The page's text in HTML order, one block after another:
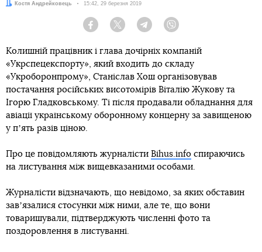
Автор:Костя Андрейковець Дата:
15:42, 29 березня 2019
Facebook Twitter Telegram
Колишній працівник і глава дочірніх компаній
«Укрспецекспорту», який входить до складу
«Укроборонпрому», Станіслав Хош організовував
постачання російських висотомірів Віталію Жукову та
Ігорю Гладковському. Ті після продавали обладнання для
авіації українському оборонному концерну за завищеною
у пʼять разів ціною.
Про це повідомляють журналісти Bihus.info спираючись
на листування між вищевказаними особами.
Журналісти відзначають, що невідомо, за яких обставин
завʼязалися стосунки між ними, але те, що вони
товаришували, підтверджують численні фото та
поздоровлення в листуванні.